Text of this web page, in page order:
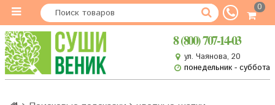
0
8 (800) 707-14-03
ул. Чаянова, 20
понедельник - суббота